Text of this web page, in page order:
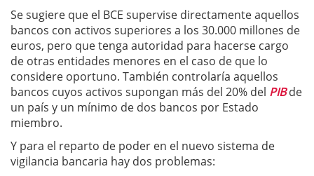
Se sugiere que el BCE supervise directamente aquellos
bancos con activos superiores a los 30.000 millones de
euros, pero que tenga autoridad para hacerse cargo
de otras entidades menores en el caso de que lo
considere oportuno. También controlaría aquellos
bancos cuyos activos supongan más del 20% del PIB de
un país y un mínimo de dos bancos por Estado
miembro.
Y para el reparto de poder en el nuevo sistema de
vigilancia bancaria hay dos problemas: